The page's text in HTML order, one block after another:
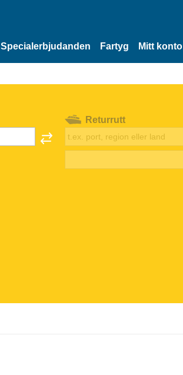
Specialerbjudanden Fartyg Mitt konto
Returrutt